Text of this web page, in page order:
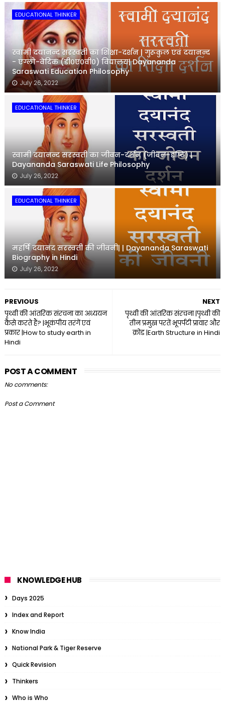
EDUCATIONAL THINKER
स्वामी दयानन्द सरस्वती का शिक्षा-दर्शन | गुरूकुल एवं दयानन्द
- एंग्लो-वेदिक (डी०ए०वी०) विद्यालय| Dayananda
Saraswati Education Philosophy
July 26, 2022
EDUCATIONAL THINKER
स्वामी दयानन्द सरस्वती का जीवन-दर्शन (जीवन-दृष्टि) |
Dayananda Saraswati Life Philosophy
July 26, 2022
EDUCATIONAL THINKER
महर्षि दयानंद सरस्वती की जीवनी| | Dayananda Saraswati
Biography in Hindi
July 26, 2022
NEXT
पृथ्वी की आंतरिक संरचना |पृथ्वी की
तीन प्रमुख परतें भूपर्पटी प्रावार और
क्रोड |Earth Structure in Hindi
PREVIOUS
पृथ्वी की आंतरिक संरचना का अध्ययन
कैसे करते हैं? |भूकंपीय तरंगें एवं
प्रकार |How to study earth in
Hindi
POST A COMMENT
No comments:
Post a Comment
KNOWLEDGE HUB
Days 2025
Index and Report
Know India
National Park & Tiger Reserve
Quick Revision
Thinkers
Who is Who